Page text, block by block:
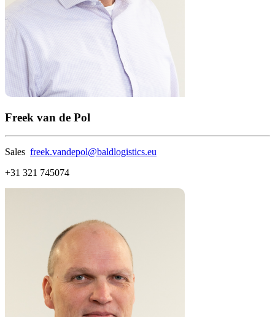
Freek van de Pol
Sales freek.vandepol@baldlogistics.eu
+31 321 745074